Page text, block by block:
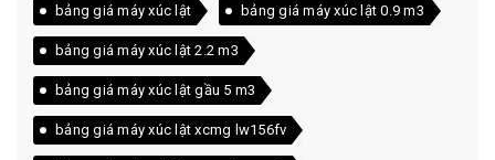
bảng giá máy xúc lật bảng giá máy xúc lật 0.9 m3
bảng giá máy xúc lật 2.2 m3
bảng giá máy xúc lật gầu 5 m3
bảng giá máy xúc lật xcmg lw156fv